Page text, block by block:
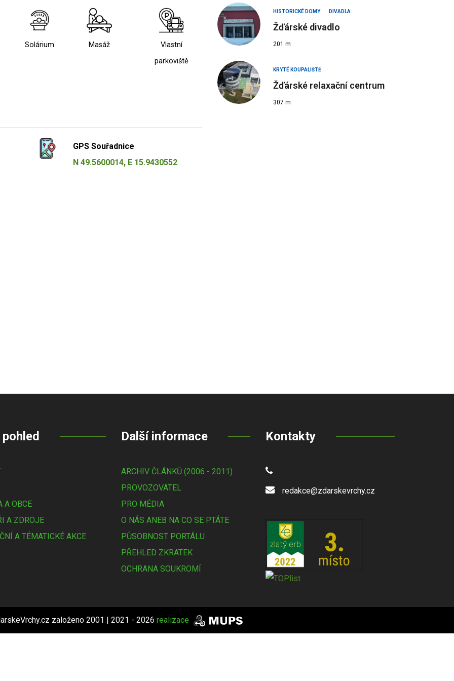
Solárium Masáž
Vlastní
parkoviště
GPS Souřadnice
N 49.5600014, E 15.9430552
HISTORICKÉ DOMY DIVADLA
Žďárské divadlo
201 m
KRYTÉ KOUPALIŠTĚ
Žďárské relaxační centrum
307 m
A OBCE
A ZDROJE
A TÉMATICKÉ AKCE
Další informace
ARCHIV ČLÁNKŮ (2006 - 2011)
PROVOZOVATEL
PRO MÉDIA
O NÁS ANEB NA CO SE PTÁTE
PŮSOBNOST PORTÁLU
PŘEHLED ZKRATEK
OCHRANA SOUKROMÍ
Kontakty
redakce@zdarskevrchy.cz
založeno 2001 | 2021 - 2026 realizace